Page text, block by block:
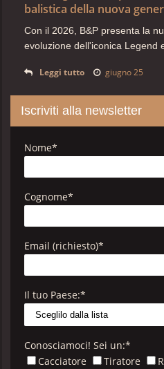
balistica della nuova
Con il 2026, B&P presenta la
evoluzione dell'iconica Legend
Leggi tutto giugno 25
Iscriviti alla newsletter
Nome*
Cognome*
Email (richiesto)*
Il tuo Paese:*
Conosciamoci! Sei un:*
Cacciatore
Tiratore